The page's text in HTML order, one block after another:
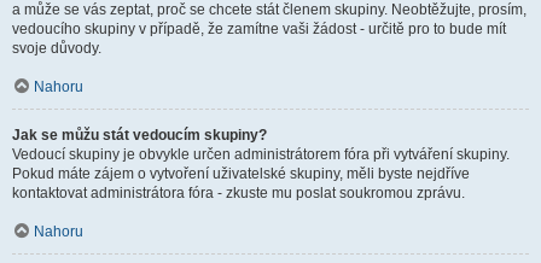
a může se vás zeptat, proč se chcete stát členem skupiny. Neobtěžujte, prosím,
vedoucího skupiny v případě, že zamítne vaši žádost - určitě pro to bude mít
svoje důvody.
Nahoru
Jak se můžu stát vedoucím skupiny?
Vedoucí skupiny je obvykle určen administrátorem fóra při vytváření skupiny.
Pokud máte zájem o vytvoření uživatelské skupiny, měli byste nejdříve
kontaktovat administrátora fóra - zkuste mu poslat soukromou zprávu.
Nahoru